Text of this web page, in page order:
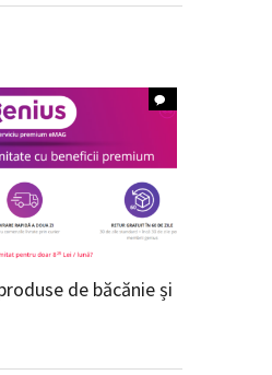
de băcănie și